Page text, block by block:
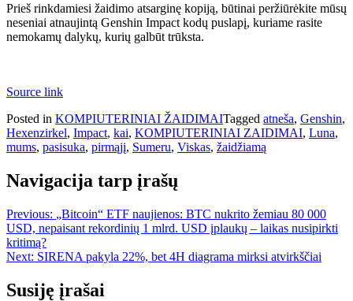
Prieš rinkdamiesi žaidimo atsarginę kopiją, būtinai peržiūrėkite mūsų
neseniai atnaujintą Genshin Impact kodų puslapį, kuriame rasite
nemokamų dalykų, kurių galbūt trūksta.
Source link
Posted in KOMPIUTERINIAI ŽAIDIMAITagged atneša, Genshin,
Hexenzirkel, Impact, kai, KOMPIUTERINIAI ZAIDIMAI, Luna,
mums, pasisuka, pirmąjį, Sumeru, Viskas, žaidžiamą
Navigacija tarp įrašų
Previous: „Bitcoin“ ETF naujienos: BTC nukrito žemiau 80 000
USD, nepaisant rekordinių 1 mlrd. USD įplaukų – laikas nusipirkti
kritimą?
Next: SIRENA pakyla 22%, bet 4H diagrama mirksi atvirkščiai
Susiję įrašai